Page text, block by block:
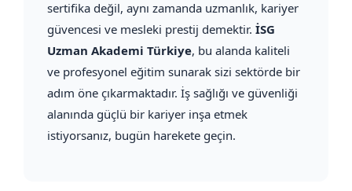
sertifika değil, aynı zamanda uzmanlık, kariyer
güvencesi ve mesleki prestij demektir. İSG
Uzman Akademi Türkiye, bu alanda kaliteli
ve profesyonel eğitim sunarak sizi sektörde bir
adım öne çıkarmaktadır. İş sağlığı ve güvenliği
alanında güçlü bir kariyer inşa etmek
istiyorsanız, bugün harekete geçin.